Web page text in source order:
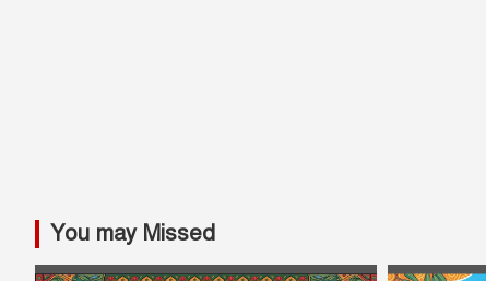
You may Missed